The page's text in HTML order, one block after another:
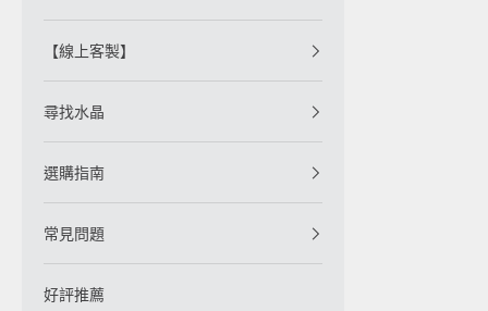
【線上客製】
尋找水晶
選購指南
常見問題
好評推薦